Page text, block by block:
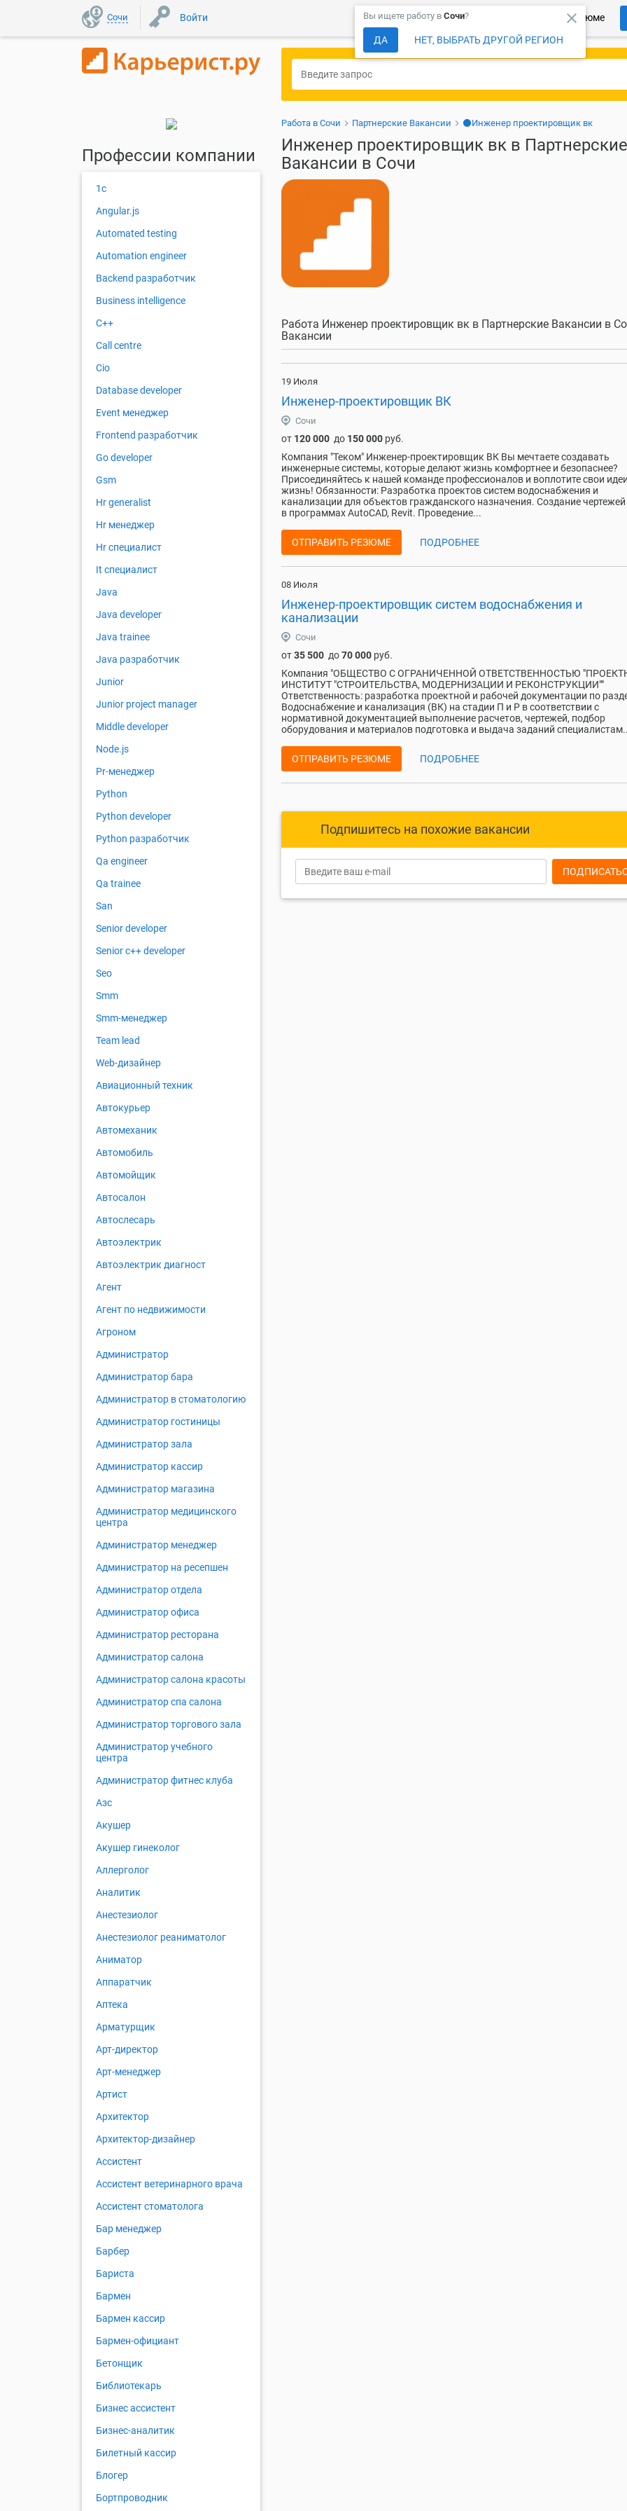
Сочи Войти Более 150 000 компаний ждут Ваше резюме
close
Вы ищете работу в Сочи?
ДА НЕТ, ВЫБРАТЬ ДРУГОЙ РЕГИОН
Работа в Сочи Партнерские Вакансии ⚫Инженер проектировщик вк
Инженер проектировщик вк в Партнерские
Вакансии в Сочи
Работа Инженер проектировщик вк в Партнерские Вакансии в
Вакансии
19 Июля
Инженер-проектировщик ВК
Сочи
от 120 000 до 150 000 руб.
Компания "Теком" Инженер-проектировщик ВК Вы мечтаете создавать
инженерные системы, которые делают жизнь комфортнее и безопаснее?
Присоединяйтесь к нашей команде профессионалов и воплотите свои
жизнь! Обязанности: Разработка проектов систем водоснабжения и
канализации для объектов гражданского назначения. Создание
в программах AutoCAD, Revit. Проведение...
ОТПРАВИТЬ РЕЗЮМЕ ПОДРОБНЕЕ
08 Июля
Инженер-проектировщик систем водоснабжения и
канализации
Сочи
от35 500 до70 000 руб.
Компания "ОБЩЕСТВО С ОГРАНИЧЕННОЙ ОТВЕТСТВЕННОСТЬЮ
ИНСТИТУТ "СТРОИТЕЛЬСТВА, МОДЕРНИЗАЦИИ И РЕКОНСТРУКЦИИ""
Ответственность: разработка проектной и рабочей документации по
Водоснабжение и канализация (ВК) на стадии П и Р в соответствии с
нормативной документацией выполнение расчетов, чертежей, подбор
оборудования и материалов подготовка и выдача заданий
ОТПРАВИТЬ РЕЗЮМЕ ПОДРОБНЕЕ
Подпишитесь на похожие вакансии
Профессии компании
1с
Angular.js
Automated testing
Automation engineer
Backend разработчик
Business intelligence
C++
Call centre
Cio
Database developer
Event менеджер
Frontend разработчик
Go developer
Gsm
Hr generalist
Hr менеджер
Hr специалист
It специалист
Java
Java developer
Java trainee
Java разработчик
Junior
Junior project manager
Middle developer
Node.js
Pr-менеджер
Python
Python developer
Python разработчик
Qa engineer
Qa trainee
San
Senior developer
Senior с++ developer
Seo
Smm
Smm-менеджер
Team lead
Web-дизайнер
Авиационный техник
Автокурьер
Автомеханик
Автомобиль
Автомойщик
Автосалон
Автослесарь
Автоэлектрик
Автоэлектрик диагност
Агент
Агент по недвижимости
Агроном
Администратор
Администратор бара
Администратор в стоматологию
Администратор гостиницы
Администратор зала
Администратор кассир
Администратор магазина
Администратор медицинского
центра
Администратор менеджер
Администратор на ресепшен
Администратор отдела
Администратор офиса
Администратор ресторана
Администратор салона
Администратор салона красоты
Администратор спа салона
Администратор торгового зала
Администратор учебного
центра
Администратор фитнес клуба
Азс
Акушер
Акушер гинеколог
Аллерголог
Аналитик
Анестезиолог
Анестезиолог реаниматолог
Аниматор
Аппаратчик
Аптека
Арматурщик
Арт-директор
Арт-менеджер
Артист
Архитектор
Архитектор-дизайнер
Ассистент
Ассистент ветеринарного врача
Ассистент стоматолога
Бар менеджер
Барбер
Бариста
Бармен
Бармен кассир
Бармен-официант
Бетонщик
Библиотекарь
Бизнес ассистент
Бизнес-аналитик
Билетный кассир
Блогер
Бортпроводник